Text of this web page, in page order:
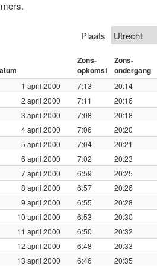
Plaats
Zons-
opkomst
Zons-
ondergang
1 april 2000 7:13 20:14
2 april 2000
7:11 20:16
3 april 2000
7:08 20:18
4 april 2000
7:06 20:20
5 april 2000
7:04 20:21
6 april 2000
7:02 20:23
7 april 2000
6:59 20:25
8 april 2000
6:57 20:26
9 april 2000
6:55 20:28
10 april 2000
6:53 20:30
11 april 2000
6:50 20:32
12 april 2000
6:48 20:33
13 april 2000
6:46 20:35